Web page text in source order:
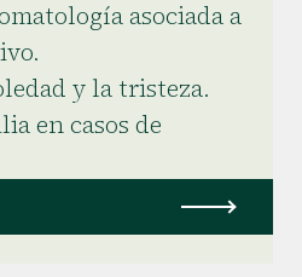
asociada a
y la tristeza.
en casos de